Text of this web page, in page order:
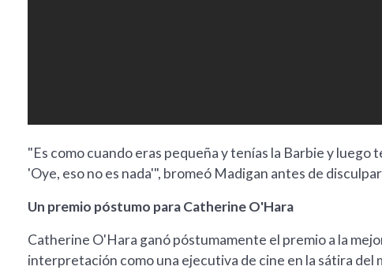
"Es como cuando eras pequeña y tenías la Barbie y luego
'Oye, eso no es nada'", bromeó Madigan antes de
Un premio póstumo para Catherine O'Hara
Catherine O'Hara ganó póstumamente el premio a la
interpretación como una ejecutiva de cine en la sátira del